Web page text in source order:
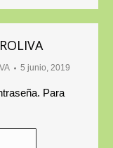
5 junio, 2019
Para